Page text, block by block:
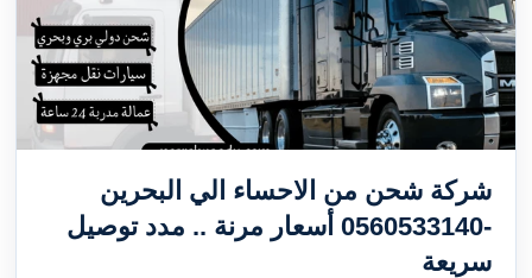
شركة شحن من الاحساء الي البحرين
-0560533140 أسعار مرنة .. مدد توصيل
سريعة